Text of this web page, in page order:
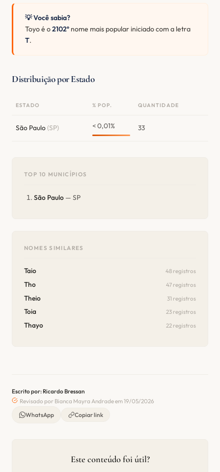
💡 Você sabia?
Toyo é o2102º nome mais popular iniciado com a letra
T.
Distribuição por Estado
ESTADO % POP. QUANTIDADE
São Paulo(SP) < 0,01% 33
TOP 10 MUNICÍPIOS
São Paulo — SP
NOMES SIMILARES
Taio 48 registros
Tho 47 registros
Theio 31 registros
Toia 23 registros
Thayo 22 registros
Escrito por: Ricardo Bressan
Revisado por Bianca Mayra Andrade em 19/05/2026
WhatsApp
Copiar link
Este conteúdo foi útil?